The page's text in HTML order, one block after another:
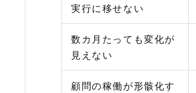
実行に移せない
数カ月たっても変化が
見えない
顧問の稼働が形骸化す